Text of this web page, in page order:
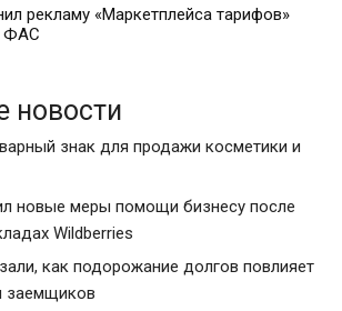
рекламу «Маркетплейса тарифов»
ФАС
новости
знак для продажи косметики и
новые меры помощи бизнесу после
Wildberries
как подорожание долгов повлияет
заемщиков